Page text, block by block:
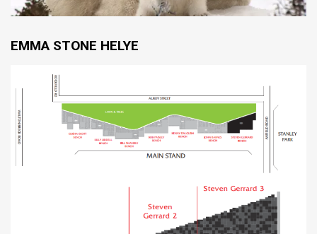
EMMA STONE HELYE